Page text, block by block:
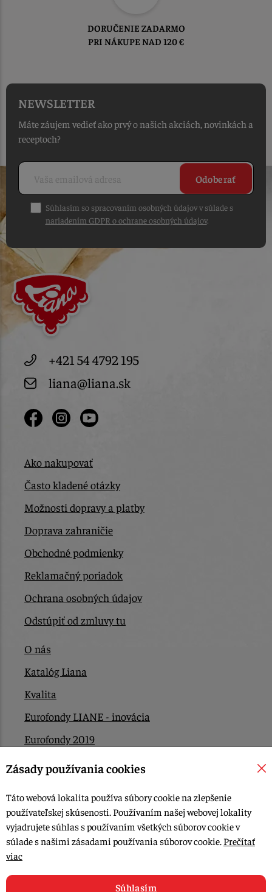
TOVAR ODOSIELAME
DO 1-2 PRACOVNÝCH DNÍ
NEWSLETTER
Máte záujem vedieť ako prvý o našich akciách, novinkách a
receptoch?
Odoberať
Súhlasím so spracovaním osobných údajov v súlade s
nariadením GDPR o ochrane osobných údajov.
+421 54 4792 195
liana@liana.sk
Ako nakupovať
Často kladené otázky
Možnosti dopravy a platby
Doprava zahraničie
Obchodné podmienky
Reklamačný poriadok
Ochrana osobných údajov
Odstúpiť od zmluvy tu
O nás
Katalóg Liana
Kvalita
Eurofondy LIANE - inovácia
Eurofondy 2019
Eurofondy 2022/2023
Kontakt
© 2015-2026, LIANA GOLIAŠ s.r.o. všetky práva vyhradené.
Upraviť nastavenia Cookies
Zásady používania cookies
Táto webová lokalita používa súbory cookie na zlepšenie
používateľskej skúsenosti. Používaním našej webovej lokality
vyjadrujete súhlas s používaním všetkých súborov cookie v
súlade s našimi zásadami používania súborov cookie. Prečítať
viac
Súhlasím